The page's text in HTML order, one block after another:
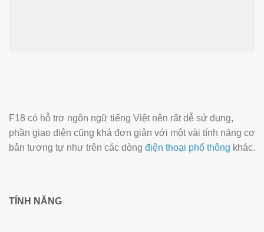
F18 có hỗ trợ ngôn ngữ tiếng Việt nên rất dễ sử dụng,
phần giao diện cũng khá đơn giản với một vài tính năng cơ
bản tương tự như trên các dòng điện thoại phổ thông khác.
TÍNH NĂNG